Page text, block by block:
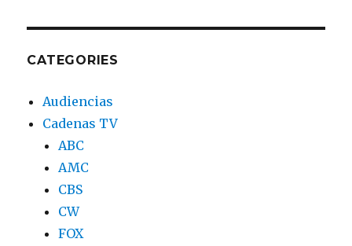
CATEGORIES
Audiencias
Cadenas TV
ABC
AMC
CBS
CW
FOX